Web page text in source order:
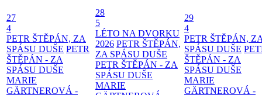
27
4
PETR ŠTĚPÁN, ZA
SPÁSU DUŠE PETR
ŠTĚPÁN - ZA
SPÁSU DUŠE
MARIE
GÄRTNEROVÁ -
28
5
LÉTO NA DVORKU
2026 PETR ŠTĚPÁN,
ZA SPÁSU DUŠE
PETR ŠTĚPÁN - ZA
SPÁSU DUŠE
MARIE
29
4
PETR ŠTĚPÁN,
SPÁSU DUŠE
ŠTĚPÁN - ZA
SPÁSU DUŠE
MARIE
GÄRTNEROVÁ -